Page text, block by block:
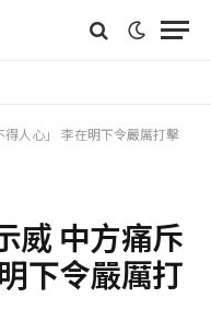
人心」 李在明下令嚴厲打擊
威 中方痛斥
下令嚴厲打